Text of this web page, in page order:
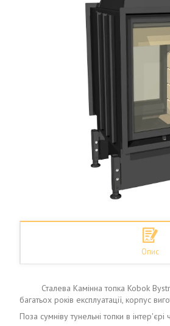
Опис
Сталева Камінна топка Kobok Bystra
багатьох років експлуатації, корпус
Поза сумніву тунельні топки в